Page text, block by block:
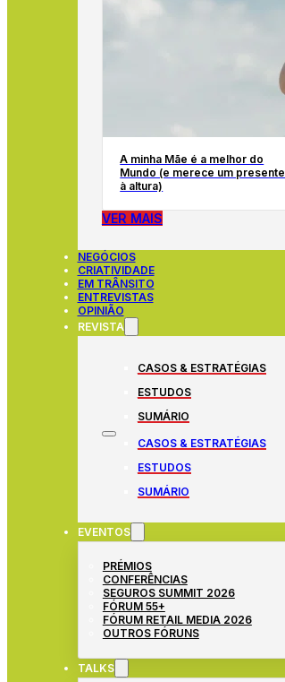
A minha Mãe é a melhor do
Mundo (e merece um presente
à altura)
VER MAIS
NEGÓCIOS
CRIATIVIDADE
EM TRÂNSITO
ENTREVISTAS
OPINIÃO
REVISTA
CASOS & ESTRATÉGIAS
ESTUDOS
SUMÁRIO
CASOS & ESTRATÉGIAS
ESTUDOS
SUMÁRIO
EVENTOS
PRÉMIOS
CONFERÊNCIAS
SEGUROS SUMMIT 2026
FÓRUM 55+
FÓRUM RETAIL MEDIA 2026
OUTROS FÓRUNS
TALKS